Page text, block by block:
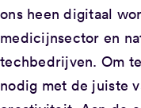
ons heen digitaal
medicijnsector en
techbedrijven. Om
nodig met de juiste